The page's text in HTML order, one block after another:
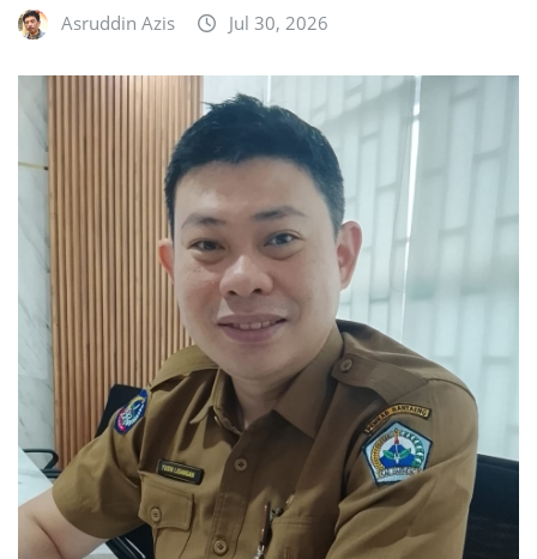
Asruddin Azis Jul 30, 2026